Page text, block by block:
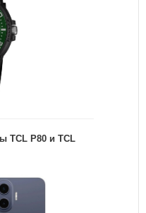
TCL P80 и TCL